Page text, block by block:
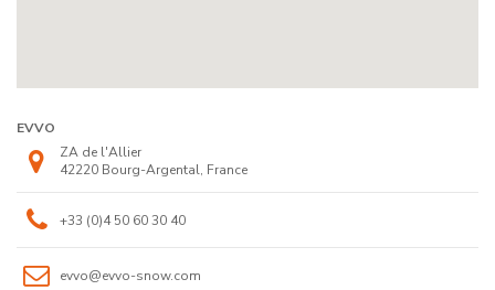
EVVO
ZA de l'Allier
42220 Bourg-Argental, France
+33 (0)4 50 60 30 40
evvo@evvo-snow.com